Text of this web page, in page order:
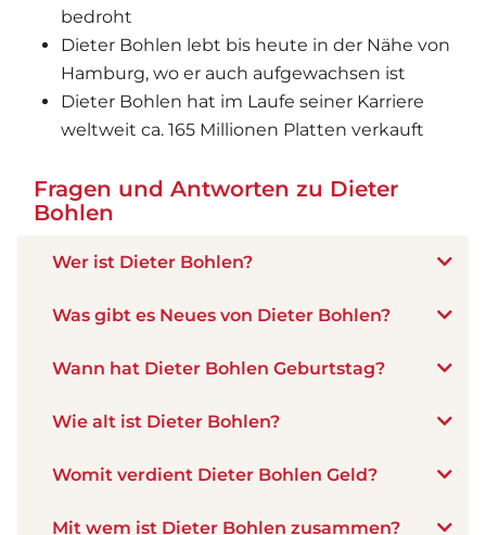
bedroht
Dieter Bohlen lebt bis heute in der Nähe von
Hamburg, wo er auch aufgewachsen ist
Dieter Bohlen hat im Laufe seiner Karriere
weltweit ca. 165 Millionen Platten verkauft
Fragen und Antworten zu Dieter
Bohlen
Wer ist Dieter Bohlen?
Was gibt es Neues von Dieter Bohlen?
Wann hat Dieter Bohlen Geburtstag?
Wie alt ist Dieter Bohlen?
Womit verdient Dieter Bohlen Geld?
Mit wem ist Dieter Bohlen zusammen?